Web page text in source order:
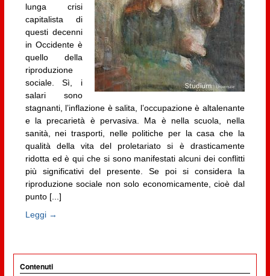
lunga crisi
capitalista di
questi decenni
in Occidente è
quello della
riproduzione
sociale. Sì, i
salari sono
stagnanti, l’inflazione è salita, l’occupazione è altalenante
e la precarietà è pervasiva. Ma è nella scuola, nella
sanità, nei trasporti, nelle politiche per la casa che la
qualità della vita del proletariato si è drasticamente
ridotta ed è qui che si sono manifestati alcuni dei conflitti
più significativi del presente. Se poi si considera la
riproduzione sociale non solo economicamente, cioè dal
punto [...]
Leggi →
Contenuti